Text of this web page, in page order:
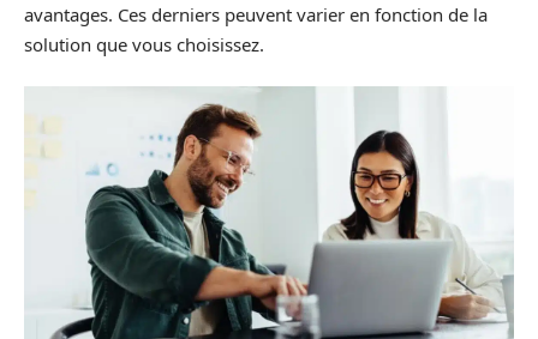
avantages. Ces derniers peuvent varier en fonction de la
solution que vous choisissez.